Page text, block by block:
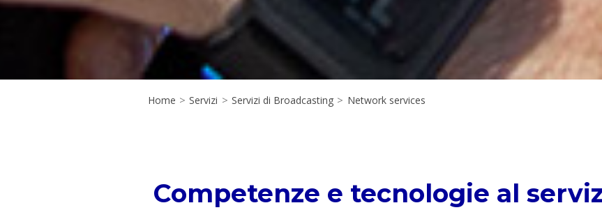
Home > Servizi > Servizi di Broadcasting > Network services
Competenze e tecnologie al